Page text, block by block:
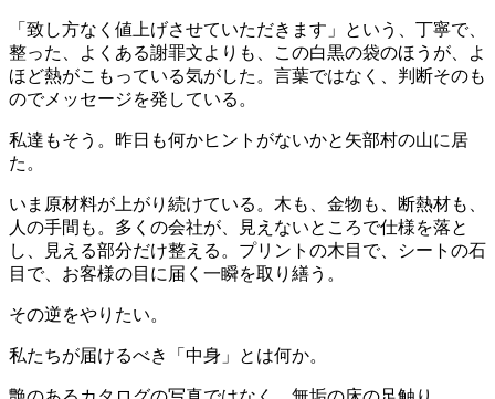
「致し方なく値上げさせていただきます」という、丁寧で、
整った、よくある謝罪文よりも、この白黒の袋のほうが、よ
ほど熱がこもっている気がした。言葉ではなく、判断そのも
のでメッセージを発している。
私達もそう。昨日も何かヒントがないかと矢部村の山に居
た。
いま原材料が上がり続けている。木も、金物も、断熱材も、
人の手間も。多くの会社が、見えないところで仕様を落と
し、見える部分だけ整える。プリントの木目で、シートの石
目で、お客様の目に届く一瞬を取り繕う。
その逆をやりたい。
私たちが届けるべき「中身」とは何か。